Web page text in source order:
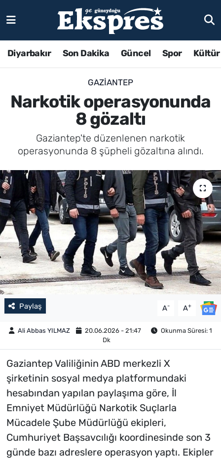
Diyarbakır Son Dakika Güncel Spor
GAZIANTEP
Narkotik operasyonunda
8 gözaltı
Gaziantep'te düzenlenen narkotik
operasyonunda 8 şüpheli gözaltına alındı.
Paylaş A- A+
Ali Abbas YILMAZ 20.06.2026 - 21:47
Okunma Süresi: 1
Dk
Gaziantep Valiliğinin ABD merkezli X
şirketinin sosyal medya platformundaki
hesabından yapılan paylaşıma göre, İl
Emniyet Müdürlüğü Narkotik Suçlarla
Mücadele Şube Müdürlüğü ekipleri,
Cumhuriyet Başsavcılığı koordinesinde son 3
günde bazı adreslere operasyon yaptı. Ekipler